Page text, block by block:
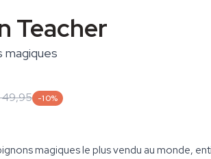
Teacher
magiques
-10%
magiques le plus vendu au monde,